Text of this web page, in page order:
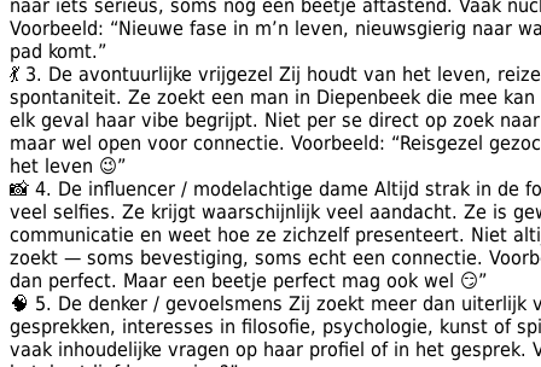
naar iets serieus, soms nog een beetje aftastend. Vaak
Voorbeeld: “Nieuwe fase in m’n leven, nieuwsgierig naar
pad komt.”
💃 3. De avontuurlijke vrijgezel Zij houdt van het leven,
spontaniteit. Ze zoekt een man in Diepenbeek die mee
elk geval haar vibe begrijpt. Niet per se direct op zoek
maar wel open voor connectie. Voorbeeld: “Reisgezel
het leven 😉”
📸 4. De influencer / modelachtige dame Altijd strak in de
veel selfies. Ze krijgt waarschijnlijk veel aandacht. Ze is
communicatie en weet hoe ze zichzelf presenteert. Niet
zoekt — soms bevestiging, soms echt een connectie.
dan perfect. Maar een beetje perfect mag ook wel 😏”
🧠 5. De denker / gevoelsmens Zij zoekt meer dan uiterlijk
gesprekken, interesses in filosofie, psychologie, kunst of
vaak inhoudelijke vragen op haar profiel of in het gesprek.